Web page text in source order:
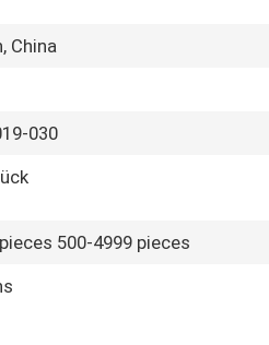
China
030
500-4999 pieces